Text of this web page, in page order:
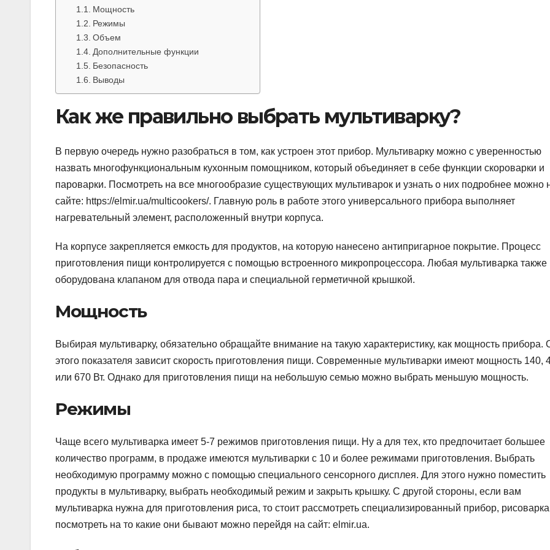
Мощность
Режимы
Объем
Дополнительные функции
Безопасность
Выводы
Как же правильно выбрать мультиварку?
В первую очередь нужно разобраться в том, как устроен этот прибор. Мультиварку можно с уверенностью
назвать многофункциональным кухонным помощником, который объединяет в себе функции скороварки и
пароварки. Посмотреть на все многообразие существующих мультиварок и узнать о них подробнее можно
сайте: https://elmir.ua/multicookers/. Главную роль в работе этого универсального прибора выполняет
нагревательный элемент, расположенный внутри корпуса.
На корпусе закрепляется емкость для продуктов, на которую нанесено антипригарное покрытие. Процесс
приготовления пищи контролируется с помощью встроенного микропроцессора. Любая мультиварка также
оборудована клапаном для отвода пара и специальной герметичной крышкой.
Мощность
Выбирая мультиварку, обязательно обращайте внимание на такую характеристику, как мощность прибора.
этого показателя зависит скорость приготовления пищи. Современные мультиварки имеют мощность 140,
или 670 Вт. Однако для приготовления пищи на небольшую семью можно выбрать меньшую мощность.
Режимы
Чаще всего мультиварка имеет 5-7 режимов приготовления пищи. Ну а для тех, кто предпочитает большее
количество программ, в продаже имеются мультиварки с 10 и более режимами приготовления. Выбрать
необходимую программу можно с помощью специального сенсорного дисплея. Для этого нужно поместить
продукты в мультиварку, выбрать необходимый режим и закрыть крышку. С другой стороны, если вам
мультиварка нужна для приготовления риса, то стоит рассмотреть специализированный прибор,
посмотреть на то какие они бывают можно перейдя на сайт: elmir.ua.